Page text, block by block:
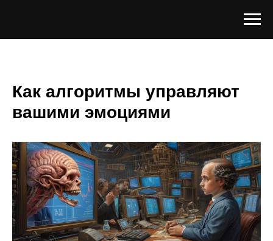
Как алгоритмы управляют
вашими эмоциями